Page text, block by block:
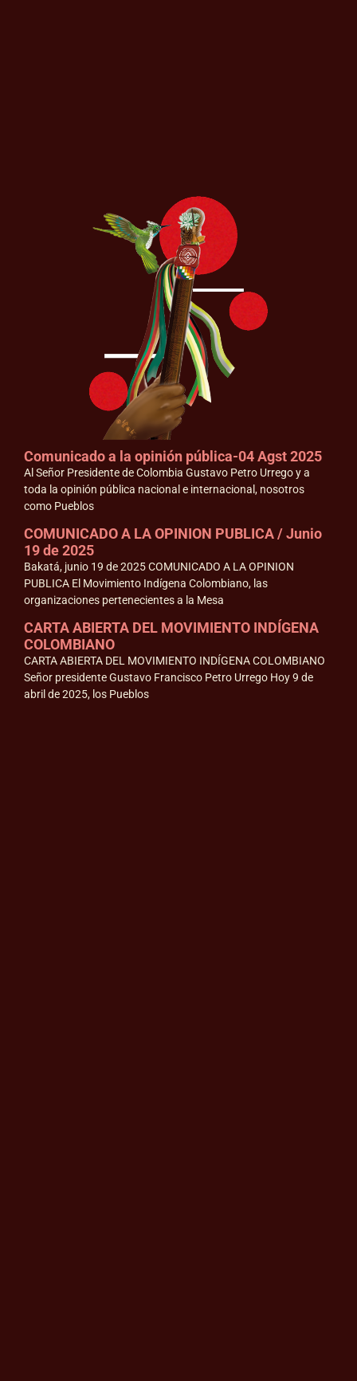
Comunicado a la opinión pública-04 Agst 2025
Al Señor Presidente de Colombia Gustavo Petro Urrego y a
toda la opinión pública nacional e internacional, nosotros
como Pueblos
COMUNICADO A LA OPINION PUBLICA / Junio
19 de 2025
Bakatá, junio 19 de 2025 COMUNICADO A LA OPINION
PUBLICA El Movimiento Indígena Colombiano, las
organizaciones pertenecientes a la Mesa
CARTA ABIERTA DEL MOVIMIENTO INDÍGENA
COLOMBIANO
CARTA ABIERTA DEL MOVIMIENTO INDÍGENA COLOMBIANO
Señor presidente Gustavo Francisco Petro Urrego Hoy 9 de
abril de 2025, los Pueblos